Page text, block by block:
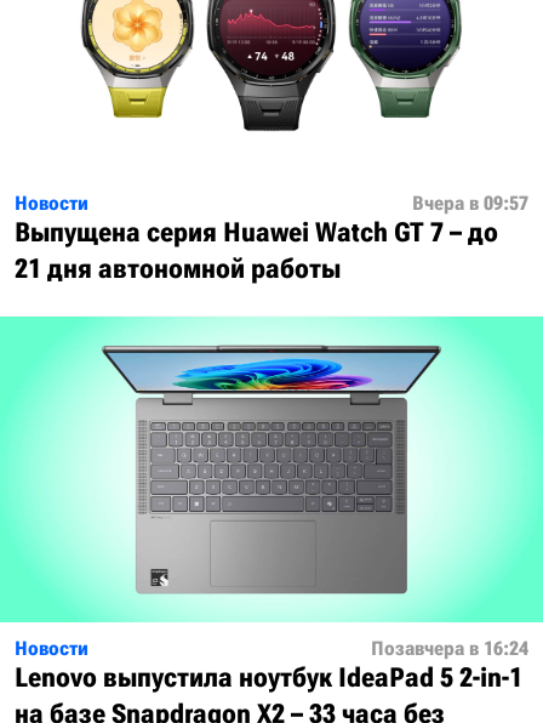
Новости Вчера в 09:57
Выпущена серия Huawei Watch GT 7 – до
21 дня автономной работы
Новости Позавчера в 16:24
Lenovo выпустила ноутбук IdeaPad 5 2-in-1
на базе Snapdragon X2 – 33 часа без